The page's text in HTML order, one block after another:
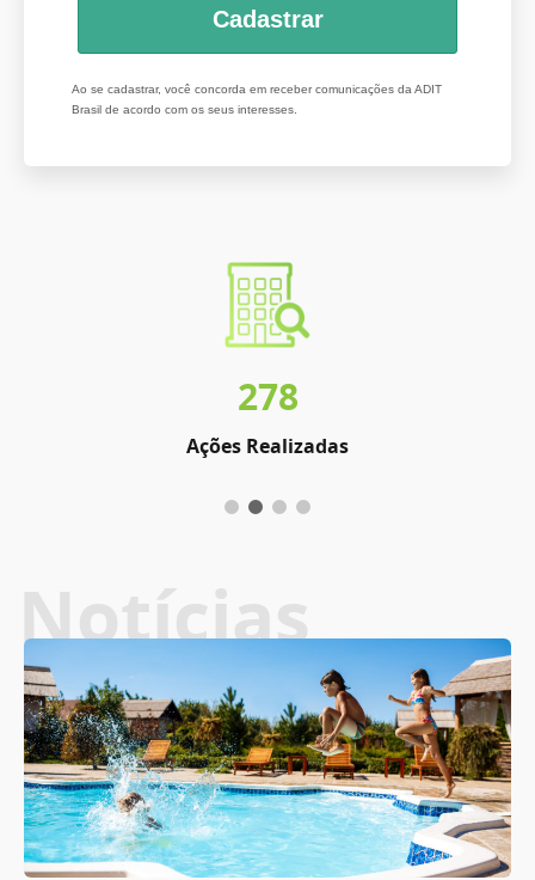
Cadastrar
Ao se cadastrar, você concorda em receber comunicações da ADIT
Brasil de acordo com os seus interesses.
278
Ações Realizadas
Notícias